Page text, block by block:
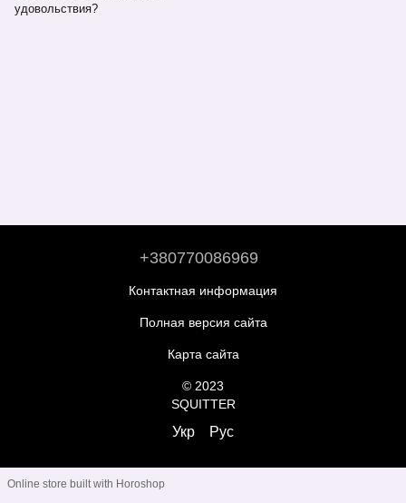
удовольствия?
+380770086969
Контактная информация
Полная версия сайта
Карта сайта
© 2023
SQUITTER
Укр Рус
Online store built with Horoshop